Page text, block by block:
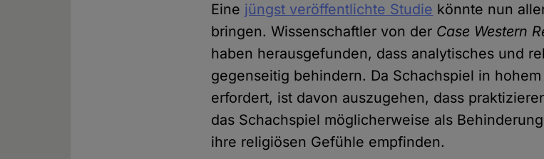
Eine jüngst veröffentlichte Studie könnte nun
bringen. Wissenschaftler von der Case Western
haben herausgefunden, dass analytisches und
gegenseitig behindern. Da Schachspiel in
erfordert, ist davon auszugehen, dass
das Schachspiel möglicherweise als
ihre religiösen Gefühle empfinden.